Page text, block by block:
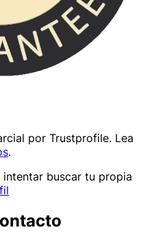
por Trustprofile. Lea
.
intentar buscar tu propia